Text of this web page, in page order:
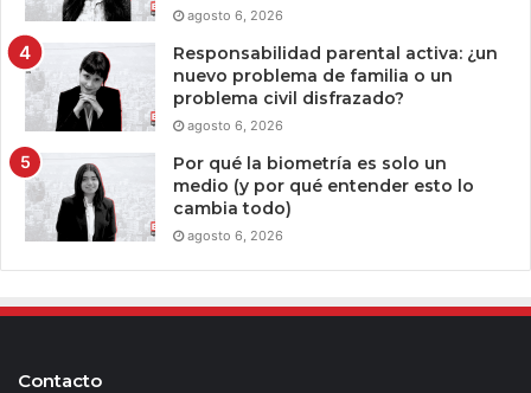
agosto 6, 2026
Responsabilidad parental activa: ¿un
nuevo problema de familia o un
problema civil disfrazado?
agosto 6, 2026
Por qué la biometría es solo un
medio (y por qué entender esto lo
cambia todo)
agosto 6, 2026
Contacto